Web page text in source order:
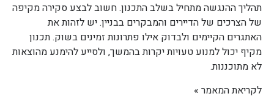
תהליך ההנגשה מתחיל בשלב התכנון. חשוב לבצע סקירה מקיפה
של הצרכים של הדיירים והמבקרים בבניין. יש לזהות את
האתגרים הקיימים ולבדוק אילו פתרונות זמינים בשוק. תכנון
מקיף יכול למנוע טעויות יקרות בהמשך, ולסייע להימנע מהוצאות
לא מתוכננות.
לקריאת המאמר »